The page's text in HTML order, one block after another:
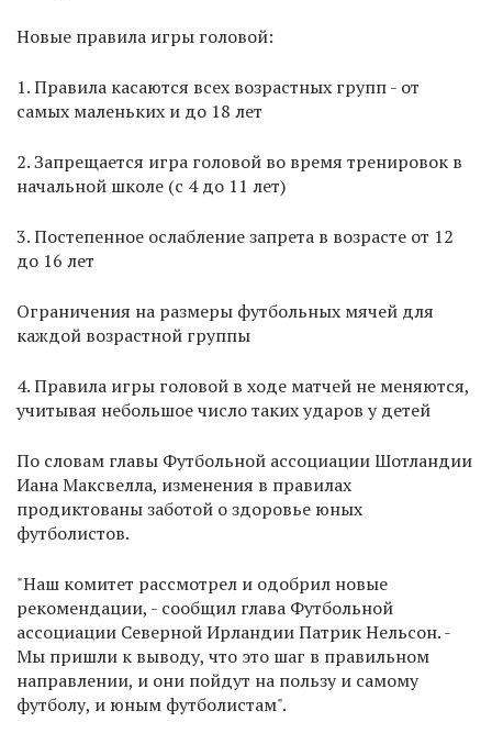
Новые правила игры головой:
1. Правила касаются всех возрастных групп - от
самых маленьких и до 18 лет
2. Запрещается игра головой во время тренировок в
начальной школе (с 4 до 11 лет)
3. Постепенное ослабление запрета в возрасте от 12
до 16 лет
Ограничения на размеры футбольных мячей для
каждой возрастной группы
4. Правила игры головой в ходе матчей не меняются,
учитывая небольшое число таких ударов у детей
По словам главы Футбольной ассоциации Шотландии
Иана Максвелла, изменения в правилах
продиктованы заботой о здоровье юных
футболистов.
"Наш комитет рассмотрел и одобрил новые
рекомендации, - сообщил глава Футбольной
ассоциации Северной Ирландии Патрик Нельсон. -
Мы пришли к выводу, что это шаг в правильном
направлении, и они пойдут на пользу и самому
футболу, и юным футболистам".